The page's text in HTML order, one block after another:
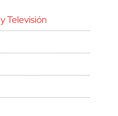
Televisión